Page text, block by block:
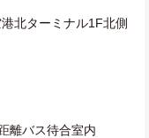
北ターミナル1F北側
バス待合室内